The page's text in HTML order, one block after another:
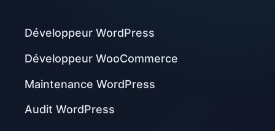
Développeur WordPress
Développeur WooCommerce
Maintenance WordPress
Audit WordPress